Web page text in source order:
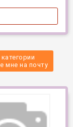
мне на почту